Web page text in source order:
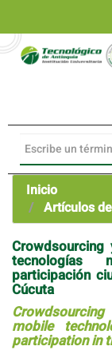
Contenido
principal
Inicio
Artículos
tecnologías
participación
Cúcuta
mobile
participation in